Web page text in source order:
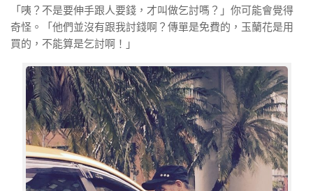
「咦？不是要伸手跟人要錢，才叫做乞討嗎？」你可能會覺得
奇怪。「他們並沒有跟我討錢啊？傳單是免費的，玉蘭花是用
買的，不能算是乞討啊！」